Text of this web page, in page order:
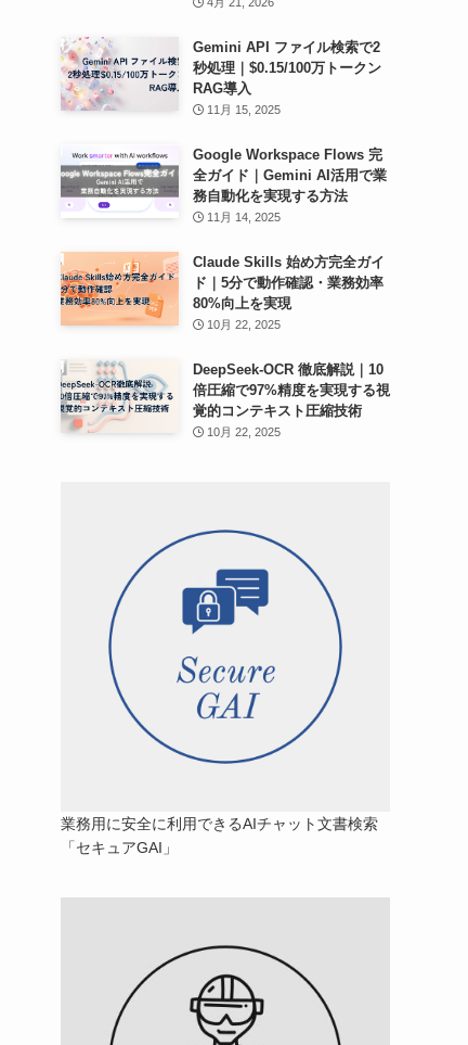
Gemini API ファイル検索で2
秒処理｜$0.15/100万トークン
RAG導入
11月 15, 2025
Google Workspace Flows 完
全ガイド｜Gemini AI活用で業
務自動化を実現する方法
11月 14, 2025
Claude Skills 始め方完全ガイ
ド｜5分で動作確認・業務効率
80%向上を実現
10月 22, 2025
DeepSeek-OCR 徹底解説｜10
倍圧縮で97%精度を実現する視
覚的コンテキスト圧縮技術
10月 22, 2025
業務用に安全に利用できるAIチャット文書検索
「セキュアGAI」